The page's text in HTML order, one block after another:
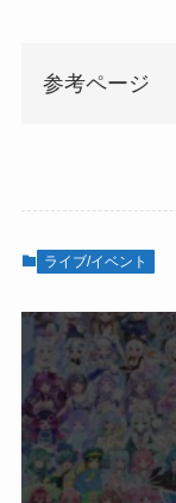
参考ページ
ライブ/イベント